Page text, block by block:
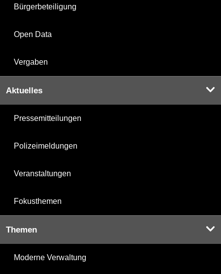
Bürgerbeteiligung
Open Data
Vergaben
Aktuelles
Pressemitteilungen
Polizeimeldungen
Veranstaltungen
Fokusthemen
Themen
Moderne Verwaltung